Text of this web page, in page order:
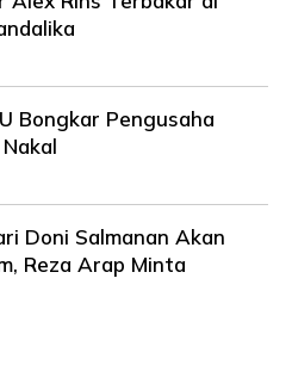
Bongkar Pengusaha
Doni Salmanan Akan
Reza Arap Minta